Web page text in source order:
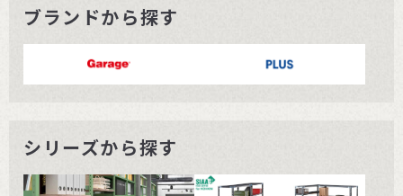
ブランドから探す
シリーズから探す